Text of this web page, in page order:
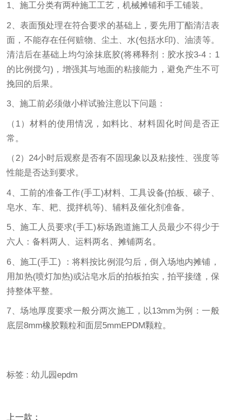
1、施工分类有两种施工工艺，机械摊铺和手工铺装。
2、表面预处理在符合要求的基础上，要先用丁酯清洁表
面，不能存在任何赃物、尘土、水(包括水印)、油渍等。
清洁后在基础上均匀涂抹底胶(将稀释剂：胶水按3-4：1
的比例搅匀)，增强其与地面的粘接能力，避免产生不可
挽回的后果。
3、施工前必须做小样试验注意以下问题：
（1）材料的使用情况，如料比、材料固化时间是否正
常。
（2）24小时后观察是否有不固现象以及粘接性、强度等
性能是否达到要求。
4、工前的准备工作(手工)材料、工具设备(拍板、磙子、
皂水、车、耙、搅拌机等)、辅料及催化剂准备。
5、施工人员要求(手工)标场跑道施工人员最少不得少于
六人：备料两人、运料两名、摊铺两名。
6、施工(手工) ：将料按比例混匀后，倒入场地内摊铺，
用加热(喷灯加热)或沾皂水后的拍板拍实，拍平接缝，保
持整体平整。
7、场地厚度要求一般分两次施工，以13mm为例：一般
底层8mm橡胶颗粒和面层5mmEPDM颗粒。
标签 :幼儿园epdm
上一款 ：